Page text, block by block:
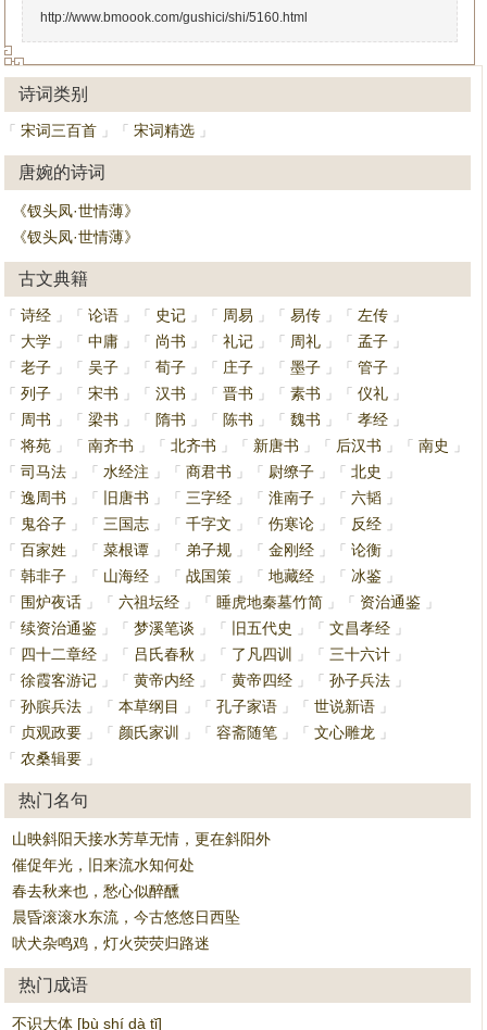
http://www.bmoook.com/gushici/shi/5160.html
诗词类别
「 宋词三百首 」 「 宋词精选 」
唐婉的诗词
《钗头凤·世情薄》
《钗头凤·世情薄》
古文典籍
「 诗经 」 「 论语 」 「 史记 」 「 周易 」 「 易传 」 「 左传 」
「
大学 」 「 中庸 」 「 尚书 」 「 礼记 」 「 周礼 」 「 孟子 」
「
老子 」 「 吴子 」 「 荀子 」 「 庄子 」 「 墨子 」 「 管子 」
「
列子 」 「 宋书 」 「 汉书 」 「 晋书 」 「 素书 」 「 仪礼 」
「
周书 」 「 梁书 」 「 隋书 」 「 陈书 」 「 魏书 」 「 孝经 」
「
将苑 」 「 南齐书 」 「 北齐书 」 「 新唐书 」 「 后汉书 」 「 南史
」
「
司马法 」 「 水经注 」 「 商君书 」 「 尉缭子 」 「 北史
」
「
逸周书 」 「 旧唐书 」 「 三字经 」 「 淮南子 」 「 六韬 」
「
鬼谷子 」 「 三国志 」 「 千字文 」 「 伤寒论 」 「 反经 」
「
百家姓 」 「 菜根谭 」 「 弟子规 」 「 金刚经 」 「 论衡 」
「
韩非子 」 「 山海经 」 「 战国策 」 「 地藏经 」 「 冰鉴 」
「
围炉夜话 」 「 六祖坛经 」 「 睡虎地秦墓竹简 」 「 资治通鉴 」
「
续资治通鉴 」 「 梦溪笔谈 」 「 旧五代史 」 「 文昌孝经 」
「
四十二章经 」 「 吕氏春秋 」 「 了凡四训 」 「 三十六计 」
「
徐霞客游记 」 「 黄帝内经 」 「 黄帝四经 」 「 孙子兵法 」
「
孙膑兵法 」 「 本草纲目 」 「 孔子家语 」 「 世说新语 」
「
贞观政要 」 「 颜氏家训 」 「 容斋随笔 」 「 文心雕龙
」
「
农桑辑要 」
热门名句
山映斜阳天接水芳草无情，更在斜阳外
催促年光，旧来流水知何处
春去秋来也，愁心似醉醺
晨昏滚滚水东流，今古悠悠日西坠
吠犬杂鸣鸡，灯火荧荧归路迷
热门成语
不识大体 [bù shí dà tǐ]